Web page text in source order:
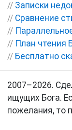
// Записки
// Сравнение
//
// План чтения
// Бесплатно
2007–2026.
ищущих Бога.
пожелания, то